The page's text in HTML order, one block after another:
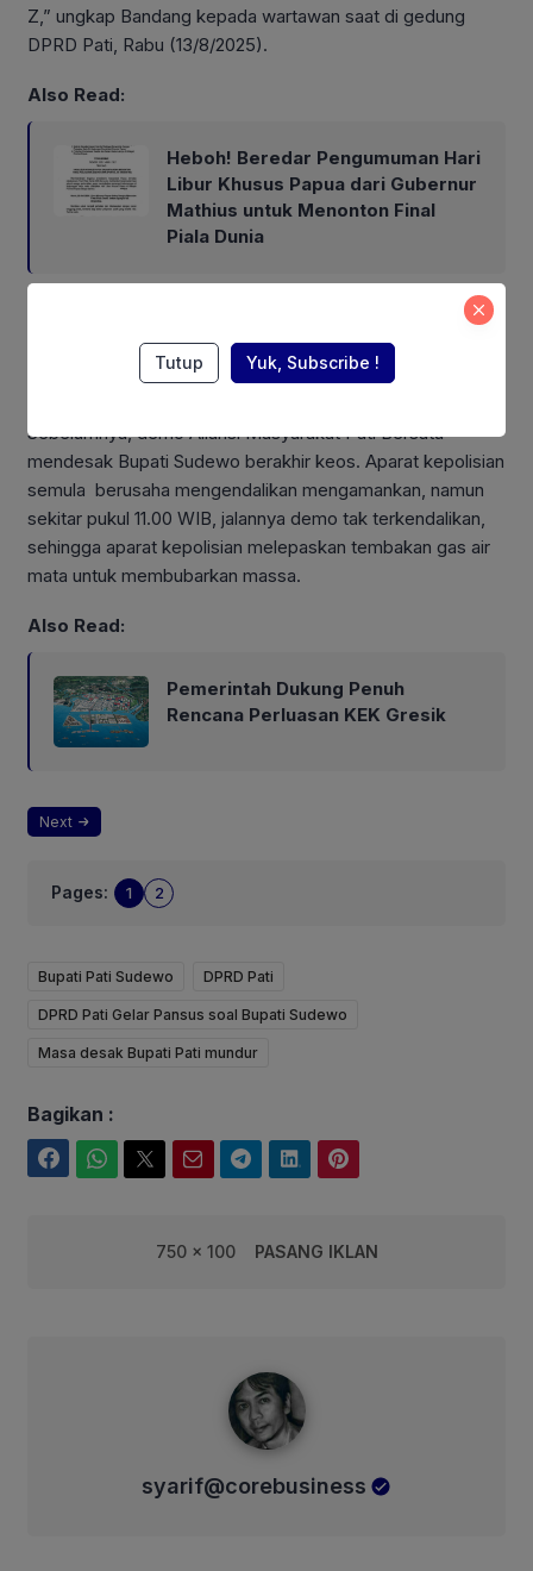
Z,” ungkap Bandang kepada wartawan saat di gedung
DPRD Pati, Rabu (13/8/2025).
Also Read:
Heboh! Beredar Pengumuman Hari
Libur Khusus Papua dari Gubernur
Mathius untuk Menonton Final
Piala Dunia
sungkawa atas korban jiwa. Ali sempat meminta doa para
anggota DPRD yang menjadi korban jiwa.
Sebelumnya, demo Aliansi Masyarakat Pati Bersatu
mendesak Bupati Sudewo berakhir keos. Aparat kepolisian
semula berusaha mengendalikan mengamankan, namun
sekitar pukul 11.00 WIB, jalannya demo tak terkendalikan,
sehingga aparat kepolisian melepaskan tembakan gas air
mata untuk membubarkan massa.
Also Read:
Pemerintah Dukung Penuh
Rencana Perluasan KEK Gresik
Next
Pages: 1 2
Bupati Pati Sudewo DPRD Pati
DPRD Pati Gelar Pansus soal Bupati Sudewo
Masa desak Bupati Pati mundur
Bagikan :
750 x 100 PASANG IKLAN
syarif@corebusiness
Tutup Yuk, Subscribe !